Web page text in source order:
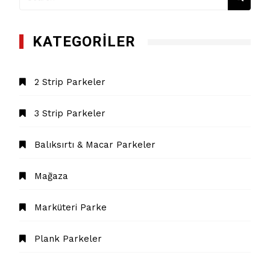
KATEGORILER
2 Strip Parkeler
3 Strip Parkeler
Balıksırtı & Macar Parkeler
Mağaza
Marküteri Parke
Plank Parkeler